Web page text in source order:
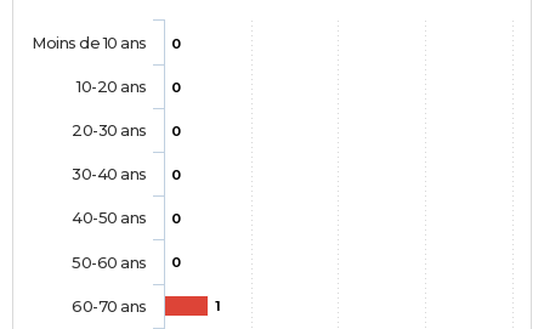
0
0
0
0
0
0
1
Moins de 10 ans
10-20 ans
20-30 ans
30-40 ans
40-50 ans
50-60 ans
60-70 ans